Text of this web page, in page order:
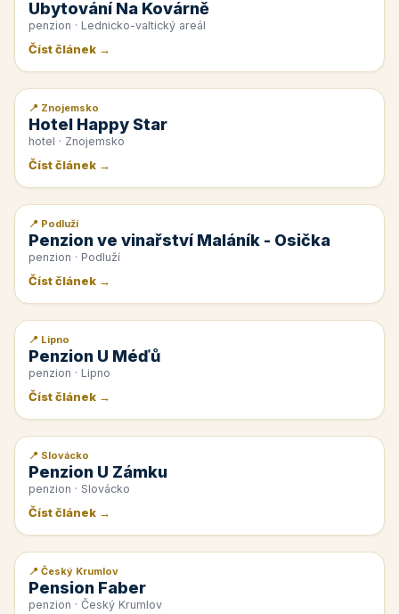
Ubytování Na Kovárně
penzion · Lednicko-valtický areál
Číst článek →
📰 PR článek
📍 Znojemsko
Hotel Happy Star
hotel · Znojemsko
Číst článek →
📰 PR článek
📍 Podluží
Penzion ve vinařství Maláník - Osička
penzion · Podluží
Číst článek →
📰 PR článek
📍 Lipno
Penzion U Méďů
penzion · Lipno
Číst článek →
📰 PR článek
📍 Slovácko
Penzion U Zámku
penzion · Slovácko
Číst článek →
📰 PR článek
📍 Český Krumlov
Pension Faber
penzion · Český Krumlov